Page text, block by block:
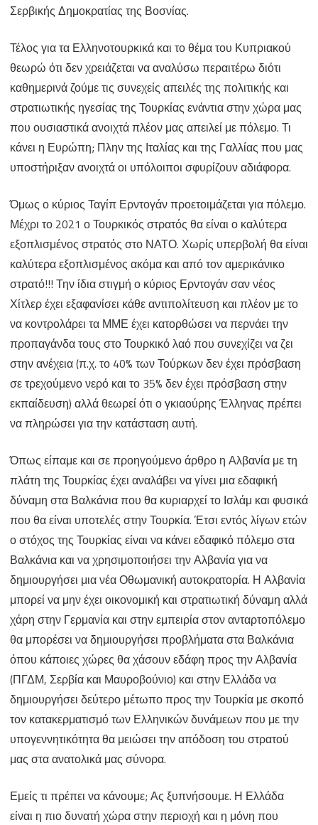
Σερβικής Δημοκρατίας της Βοσνίας.
Τέλος για τα Ελληνοτουρκικά και το θέμα του Κυπριακού
θεωρώ ότι δεν χρειάζεται να αναλύσω περαιτέρω διότι
καθημερινά ζούμε τις συνεχείς απειλές της πολιτικής και
στρατιωτικής ηγεσίας της Τουρκίας ενάντια στην χώρα μας
που ουσιαστικά ανοιχτά πλέον μας απειλεί με πόλεμο. Τι
κάνει η Ευρώπη; Πλην της Ιταλίας και της Γαλλίας που μας
υποστήριξαν ανοιχτά οι υπόλοιποι σφυρίζουν αδιάφορα.
Όμως ο κύριος Ταγίπ Ερντογάν προετοιμάζεται για πόλεμο.
Μέχρι το 2021 ο Τουρκικός στρατός θα είναι ο καλύτερα
εξοπλισμένος στρατός στο ΝΑΤΟ. Χωρίς υπερβολή θα είναι
καλύτερα εξοπλισμένος ακόμα και από τον αμερικάνικο
στρατό!!! Την ίδια στιγμή ο κύριος Ερντογάν σαν νέος
Χίτλερ έχει εξαφανίσει κάθε αντιπολίτευση και πλέον με το
να κοντρολάρει τα ΜΜΕ έχει κατορθώσει να περνάει την
προπαγάνδα τους στο Τουρκικό λαό που συνεχίζει να ζει
στην ανέχεια (π.χ. το 40% των Τούρκων δεν έχει πρόσβαση
σε τρεχούμενο νερό και το 35% δεν έχει πρόσβαση στην
εκπαίδευση) αλλά θεωρεί ότι ο γκιαούρης Έλληνας πρέπει
να πληρώσει για την κατάσταση αυτή.
Όπως είπαμε και σε προηγούμενο άρθρο η Αλβανία με τη
πλάτη της Τουρκίας έχει αναλάβει να γίνει μια εδαφική
δύναμη στα Βαλκάνια που θα κυριαρχεί το Ισλάμ και φυσικά
που θα είναι υποτελές στην Τουρκία. Έτσι εντός λίγων ετών
ο στόχος της Τουρκίας είναι να κάνει εδαφικό πόλεμο στα
Βαλκάνια και να χρησιμοποιήσει την Αλβανία για να
δημιουργήσει μια νέα Οθωμανική αυτοκρατορία. Η Αλβανία
μπορεί να μην έχει οικονομική και στρατιωτική δύναμη αλλά
χάρη στην Γερμανία και στην εμπειρία στον ανταρτοπόλεμο
θα μπορέσει να δημιουργήσει προβλήματα στα Βαλκάνια
όπου κάποιες χώρες θα χάσουν εδάφη προς την Αλβανία
(ΠΓΔΜ, Σερβία και Μαυροβούνιο) και στην Ελλάδα να
δημιουργήσει δεύτερο μέτωπο προς την Τουρκία με σκοπό
τον κατακερματισμό των Ελληνικών δυνάμεων που με την
υπογεννητικότητα θα μειώσει την απόδοση του στρατού
μας στα ανατολικά μας σύνορα.
Εμείς τι πρέπει να κάνουμε; Ας ξυπνήσουμε. Η Ελλάδα
είναι η πιο δυνατή χώρα στην περιοχή και η μόνη που